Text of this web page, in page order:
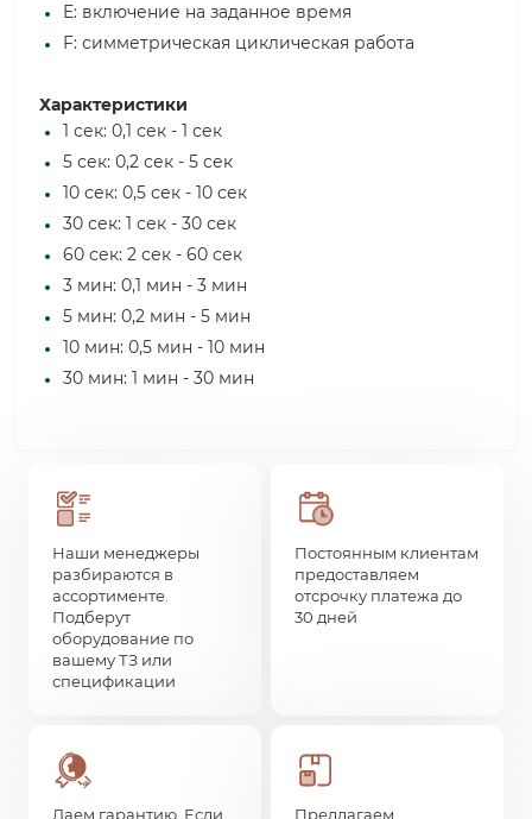
E: включение на заданное время
F: симметрическая циклическая работа
Характеристики
1 сек: 0,1 сек - 1 сек
5 сек: 0,2 сек - 5 сек
10 сек: 0,5 сек - 10 сек
30 сек: 1 сек - 30 сек
60 сек: 2 сек - 60 сек
3 мин: 0,1 мин - 3 мин
5 мин: 0,2 мин - 5 мин
10 мин: 0,5 мин - 10 мин
30 мин: 1 мин - 30 мин
Наши менеджеры
разбираются в
ассортименте.
Подберут
оборудование по
вашему ТЗ или
спецификации
Постоянным клиентам
предоставляем
отсрочку платежа до
30 дней
Даем гарантию. Если
Предлагаем